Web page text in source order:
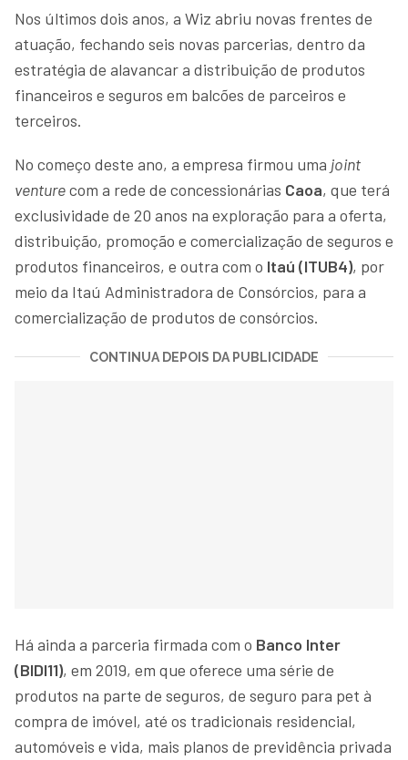
Nos últimos dois anos, a Wiz abriu novas frentes de
atuação, fechando seis novas parcerias, dentro da
estratégia de alavancar a distribuição de produtos
financeiros e seguros em balcões de parceiros e
terceiros.
No começo deste ano, a empresa firmou uma joint
venturecom a rede de concessionárias Caoa, que terá
exclusividade de 20 anos na exploração para a oferta,
distribuição, promoção e comercialização de seguros e
produtos financeiros, e outra com o Itaú (ITUB4), por
meio da Itaú Administradora de Consórcios, para a
comercialização de produtos de consórcios.
CONTINUA DEPOIS DA PUBLICIDADE
Há ainda a parceria firmada com o Banco Inter
(BIDI11), em 2019, em que oferece uma série de
produtos na parte de seguros, de seguro para pet à
compra de imóvel, até os tradicionais residencial,
automóveis e vida, mais planos de previdência privada